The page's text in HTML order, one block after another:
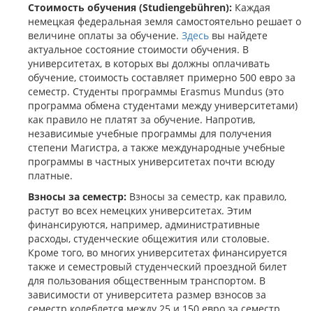
Стоимость обучения (Studiengebühren): Каждая
немецкая федеральная земля самостоятельно решает о
величине оплаты за обучение. Здесь вы найдете
актуальное состояние стоимости обучения. В
университетах, в которых вы должны оплачивать
обучение, стоимость составляет примерно 500 евро за
семестр. Студенты программы Erasmus Mundus (это
программа обмена студентами между университетами)
как правило не платят за обучение. Напротив,
независимые учебные программы для получения
степени Магистра, а также международные учебные
программы в частных университетах почти всюду
платные.
Взносы за семестр: Взносы за семестр, как правило,
растут во всех немецких университетах. Этим
финансируются, например, административные
расходы, студенческие общежития или столовые.
Кроме того, во многих университетах финансируется
также и семестровый студенческий проездной билет
для пользования общественным транспортом. В
зависимости от университета размер взносов за